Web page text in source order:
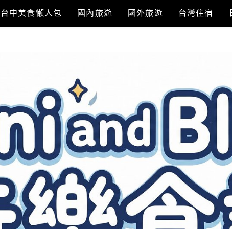
台中美食懶人包 國內旅遊 國外旅遊 台灣住宿